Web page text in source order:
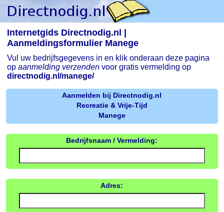
Internetgids Directnodig.nl |
Aanmeldingsformulier Manege
Vul uw bedrijfsgegevens in en klik onderaan deze pagina
opaanmelding verzenden voor gratis vermelding op
directnodig.nl/manege/
Aanmelden bij Directnodig.nl
Recreatie & Vrije-Tijd
Manege
Bedrijfsnaam / Vermelding:
Adres: